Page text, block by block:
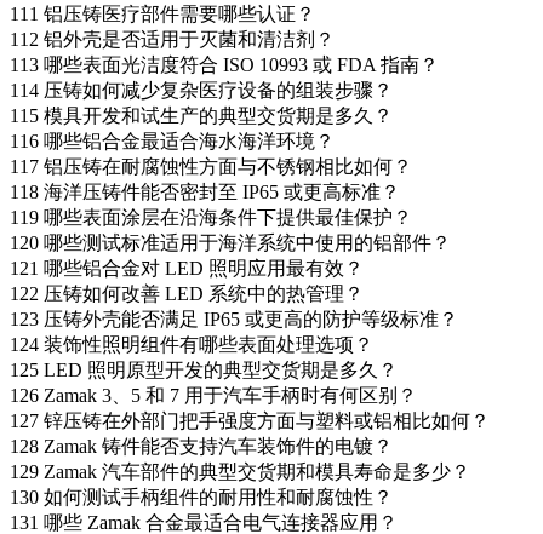
111 铝压铸医疗部件需要哪些认证？
112 铝外壳是否适用于灭菌和清洁剂？
113 哪些表面光洁度符合 ISO 10993 或 FDA 指南？
114 压铸如何减少复杂医疗设备的组装步骤？
115 模具开发和试生产的典型交货期是多久？
116 哪些铝合金最适合海水海洋环境？
117 铝压铸在耐腐蚀性方面与不锈钢相比如何？
118 海洋压铸件能否密封至 IP65 或更高标准？
119 哪些表面涂层在沿海条件下提供最佳保护？
120 哪些测试标准适用于海洋系统中使用的铝部件？
121 哪些铝合金对 LED 照明应用最有效？
122 压铸如何改善 LED 系统中的热管理？
123 压铸外壳能否满足 IP65 或更高的防护等级标准？
124 装饰性照明组件有哪些表面处理选项？
125 LED 照明原型开发的典型交货期是多久？
126 Zamak 3、5 和 7 用于汽车手柄时有何区别？
127 锌压铸在外部门把手强度方面与塑料或铝相比如何？
128 Zamak 铸件能否支持汽车装饰件的电镀？
129 Zamak 汽车部件的典型交货期和模具寿命是多少？
130 如何测试手柄组件的耐用性和耐腐蚀性？
131 哪些 Zamak 合金最适合电气连接器应用？